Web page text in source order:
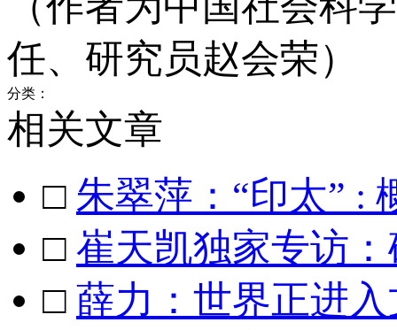
任、研究员赵会荣）
分类：
相关文章
□ 朱翠萍：“印太” :
□ 崔天凯独家专访
□ 薛力：世界正进